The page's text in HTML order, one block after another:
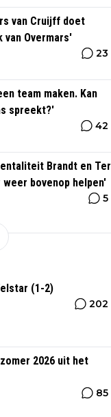
van Cruijff doet
van Overmars'
23
team maken. Kan
spreekt?'
42
Brandt en Ter
bovenop helpen'
5
(1-2)
202
2026 uit het
85